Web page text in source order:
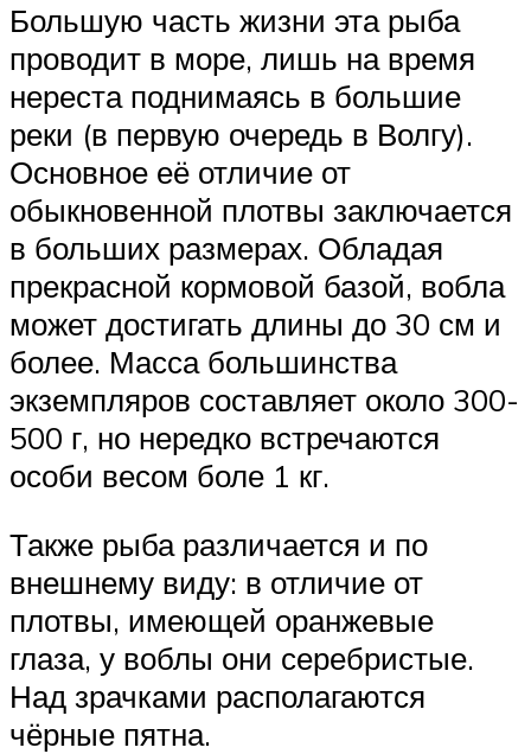
Большую часть жизни эта рыба
проводит в море, лишь на время
нереста поднимаясь в большие
реки (в первую очередь в Волгу).
Основное её отличие от
обыкновенной плотвы заключается
в больших размерах. Обладая
прекрасной кормовой базой, вобла
может достигать длины до 30 см и
более. Масса большинства
экземпляров составляет около 300-
500 г, но нередко встречаются
особи весом боле 1 кг.
Также рыба различается и по
внешнему виду: в отличие от
плотвы, имеющей оранжевые
глаза, у воблы они серебристые.
Над зрачками располагаются
чёрные пятна.